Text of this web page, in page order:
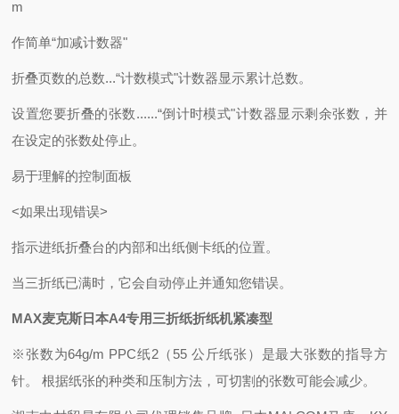
m
作简单“加减计数器"
折叠页数的总数...“计数模式"计数器显示累计总数。
设置您要折叠的张数......“倒计时模式"计数器显示剩余张数，并
在设定的张数处停止。
易于理解的控制面板
<如果出现错误>
指示进纸折叠台的内部和出纸侧卡纸的位置。
当三折纸已满时，它会自动停止并通知您错误。
MAX麦克斯日本A4专用三折纸折纸机紧凑型
※张数为64g/m PPC纸2（55 公斤纸张）是最大张数的指导方
针。 根据纸张的种类和压制方法，可切割的张数可能会减少。